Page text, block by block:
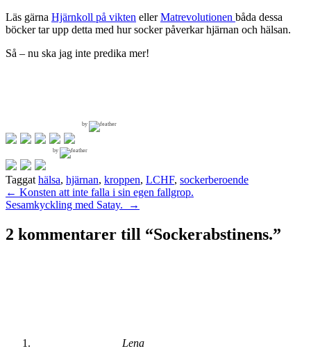
Läs gärna Hjärnkoll på vikten ellerMatrevolutionen båda dessa
böcker tar upp detta med hur socker påverkar hjärnan och hälsan.
Så – nu ska jag inte predika mer!
by
by
Taggat hälsa, hjärnan, kroppen, LCHF, sockerberoende
Inläggsnavigering
← Konsten att inte falla i sin egen fallgrop.
Sesamkyckling med Satay.
→
2 kommentarer till “Sockerabstinens.”
Lena